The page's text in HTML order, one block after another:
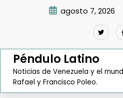
agosto 7, 2026
Péndulo Latino
Noticias de Venezuela y el
Rafael y Francisco Poleo.